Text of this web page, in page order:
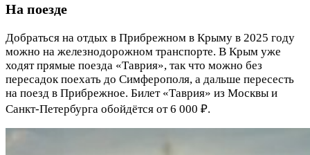
На поезде
Добраться на отдых в Прибрежном в Крыму в 2025 году
можно на железнодорожном транспорте. В Крым уже
ходят прямые поезда «Таврия», так что можно без
пересадок поехать до Симферополя, а дальше пересесть
на поезд в Прибрежное. Билет «Таврия» из Москвы и
Санкт-Петербурга обойдётся от 6 000 ₽.